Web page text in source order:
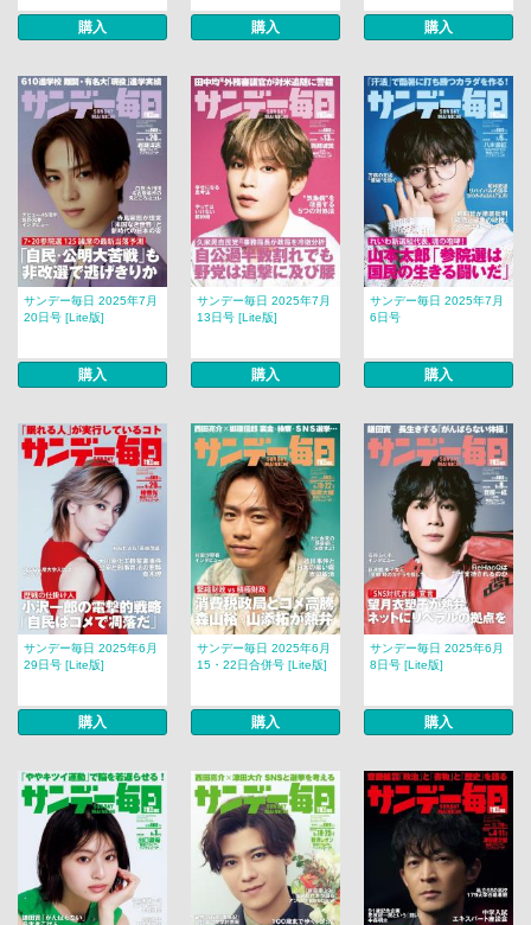
購入 購入 購入
サンデー毎日 2025年7月
20日号 [Lite版]
購入
サンデー毎日 2025年7月
13日号 [Lite版]
購入
サンデー毎日 2025年7月
6日号
購入
サンデー毎日 2025年6月
29日号 [Lite版]
購入
サンデー毎日 2025年6月
15・22日合併号 [Lite版]
購入
サンデー毎日 2025年6月
8日号 [Lite版]
購入